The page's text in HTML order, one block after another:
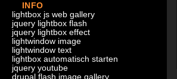
INFO
lightbox js web gallery
jquery lightbox flash
jquery lightbox effect
lightwindow image
lightwindow text
lightbox automatisch starten
jquery youtube
drupal flash image gallery